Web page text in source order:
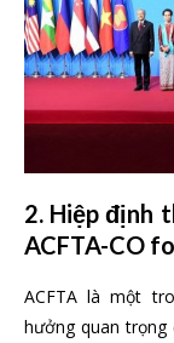
2. Hiệp định
ACFTA-CO
ACFTA là một
hưởng quan